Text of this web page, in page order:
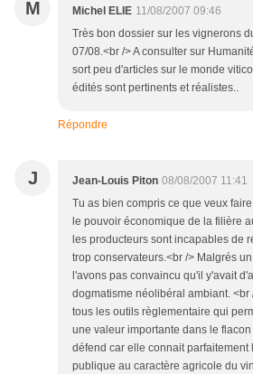
M Michel ELIE 11/08/2007 09:46
Très bon dossier sur les vignerons
07/08.<br /> A consulter sur
sort peu d'articles sur le monde
édités sont pertinents et réalistes..
Répondre
J Jean-Louis Piton 08/08/2007 11:41
Tu as bien compris ce que veux
le pouvoir économique de la filière
les producteurs sont incapables de
trop conservateurs.<br /> Malgrés
l'avons pas convaincu qu'il y'avait
dogmatisme néolibéral ambiant. <br
tous les outils règlementaire qui
une valeur importante dans le
défend car elle connait parfaitement
publique au caractère agricole du